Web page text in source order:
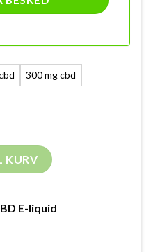
300 mg cbd
liquid antal
KURV
E-liquid